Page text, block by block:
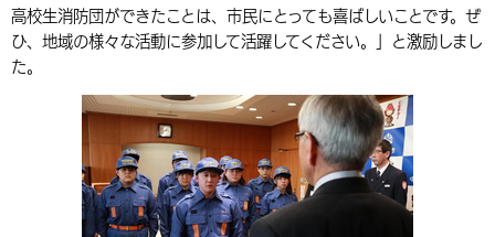
組織案内
選挙 外国人の方向け情報
相談・支援・情報 計画・施策
遊ぶ・体験する グルメ・食べる
買う・おみやげ
移住・定住
中津市について 市役所の紹介
地方創生・地域活性化
行政・計画
高校生消防団ができたことは、市民にとっても喜ばしいことです。ぜ
ひ、地域の様々な活動に参加して活躍してください。」と激励しまし
た。